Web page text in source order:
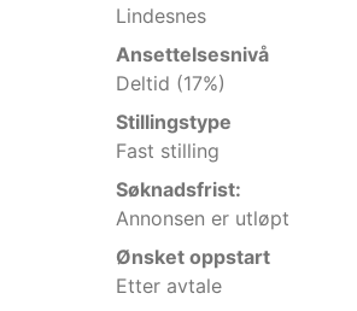
Lindesnes
Ansettelsesnivå
Deltid (17%)
Stillingstype
Fast stilling
Søknadsfrist:
Annonsen er utløpt
Ønsket oppstart
Etter avtale